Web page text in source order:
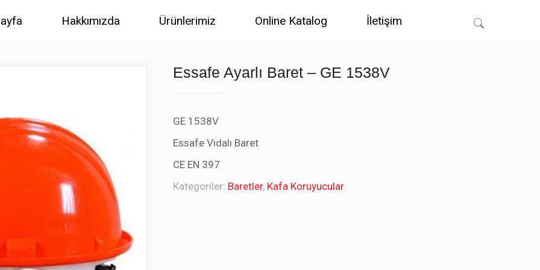
Hakkımızda Ürünlerimiz Online Katalog İletişim
Essafe Ayarlı Baret – GE 1538V
GE 1538V
Essafe Vidalı Baret
CE EN 397
Kategoriler: Baretler, Kafa Koruyucular.